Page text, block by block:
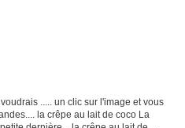
..... un clic sur l'image et vous
la crêpe au lait de coco La